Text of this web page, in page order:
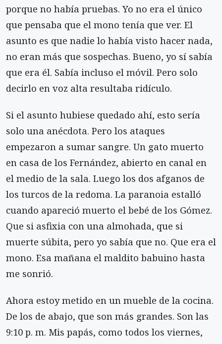
porque no había pruebas. Yo no era el único
que pensaba que el mono tenía que ver. El
asunto es que nadie lo había visto hacer nada,
no eran más que sospechas. Bueno, yo sí sabía
que era él. Sabía incluso el móvil. Pero solo
decirlo en voz alta resultaba ridículo.
Si el asunto hubiese quedado ahí, esto sería
solo una anécdota. Pero los ataques
empezaron a sumar sangre. Un gato muerto
en casa de los Fernández, abierto en canal en
el medio de la sala. Luego los dos afganos de
los turcos de la redoma. La para­noia estalló
cuando apareció muerto el bebé de los Gómez.
Que si asfixia con una almohada, que si
muerte súbita, pero yo sabía que no. Que era el
mono. Esa mañana el maldito babuino hasta
me sonrió.
Ahora estoy metido en un mueble de la coci­na.
De los de abajo, que son más grandes. Son las
9:10 p. m. Mis papás, como todos los viernes,